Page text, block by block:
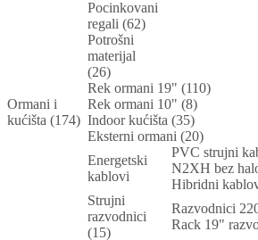
Pocinkovani
regali (62)
Potrošni
materijal
(26)
Ormani i
kućišta (174)
Rek ormani 19" (110)
Rek ormani 10" (8)
Indoor kućišta (35)
Eksterni ormani (20)
Energetski
kablovi
PVC strujni
N2XH bez
Hibridni
Strujni
razvodnici
(15)
Razvodnici
Rack 19"